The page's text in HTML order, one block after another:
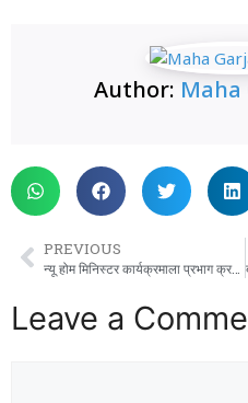
Author: Maha
PREVIOUS
न्यू होम मिनिस्टर कार्यक्रमाला प्रभाग क्रमांक २२ मधील महिलांचा उत्स्फूर्त प्रतिसाद.
Leave a